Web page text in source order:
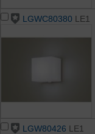
LGWC80380 LE1
LGW80426 LE1